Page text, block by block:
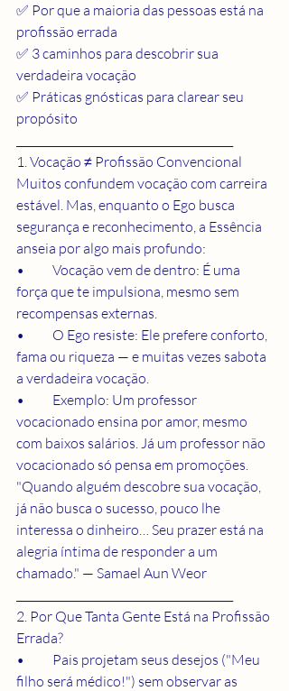
✅ Por que a maioria das pessoas está na
profissão errada
✅ 3 caminhos para descobrir sua
verdadeira vocação
✅ Práticas gnósticas para clarear seu
propósito
1. Vocação ≠ Profissão Convencional
Muitos confundem vocação com carreira
estável. Mas, enquanto o Ego busca
segurança e reconhecimento, a Essência
anseia por algo mais profundo:
•	Vocação vem de dentro: É uma
força que te impulsiona, mesmo sem
recompensas externas.
•	O Ego resiste: Ele prefere conforto,
fama ou riqueza — e muitas vezes sabota
a verdadeira vocação.
•	Exemplo: Um professor
vocacionado ensina por amor, mesmo
com baixos salários. Já um professor não
vocacionado só pensa em promoções.
"Quando alguém descobre sua vocação,
já não busca o sucesso, pouco lhe
interessa o dinheiro… Seu prazer está na
alegria íntima de responder a um
chamado." — Samael Aun Weor
2. Por Que Tanta Gente Está na Profissão
Errada?
•	Pais projetam seus desejos ("Meu
filho será médico!") sem observar as